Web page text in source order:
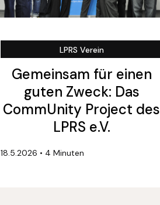
LPRS Verein
Gemeinsam für einen
guten Zweck: Das
CommUnity Project des
LPRS e.V.
18.5.2026 • 4 Minuten